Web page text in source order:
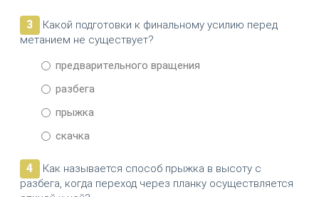
3
Какой подготовки к финальному усилию перед
метанием не существует?
предварительного вращения
разбега
прыжка
скачка
4
Как называется способ прыжка в высоту с
разбега, когда переход через планку осуществляется